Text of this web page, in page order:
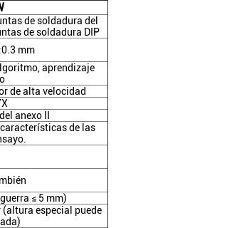
de soldadura del
de soldadura DIP
mm
aprendizaje
de alta velocidad
anexo II
de las
≤ 5 mm)
especial puede